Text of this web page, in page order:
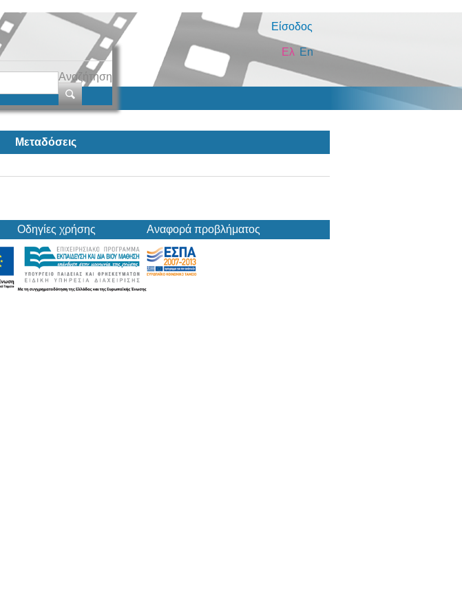
Είσοδος
Αναζήτηση
En
Ελ
Μεταδόσεις
Οδηγίες χρήσης Αναφορά προβλήματος